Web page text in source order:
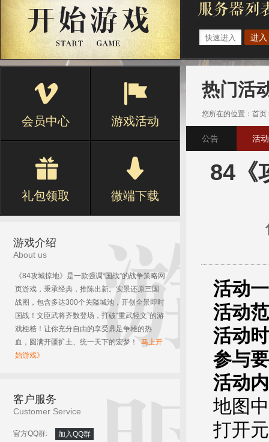
进入
会员中心 游戏活动
礼包领取 微端下载
游戏介绍
About us
《84攻城掠地》是一款强调“国战”的战争策略网
页游戏，秉承经典，推陈出新。实景还原三国
战图，包含多达300个关隘城池，开创全景即时
国战！文臣武将齐数登场，打破“重武轻文”的游
戏桎梏！让你充分自由的享受鼎足争雄的热
血，圆满开疆扩土、统一天下的宏梦！ 马上开
始游戏》
客户服务
Customer Service
官方QQ群:
加入QQ群
热门活
您所在的位置： 首页
公告 活动
84《
活动
活动
活动
参与
活动
地图
打开